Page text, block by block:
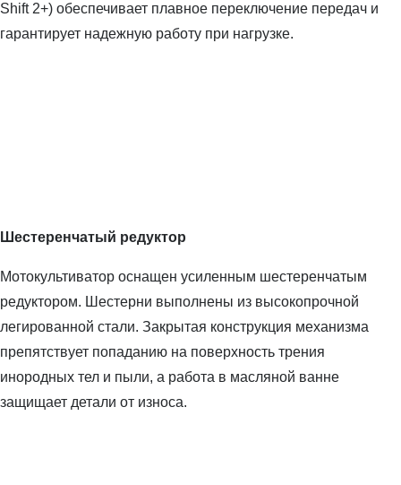
Shift 2+) обеспечивает плавное переключение передач и
гарантирует надежную работу при нагрузке.
Шестеренчатый редуктор
Мотокультиватор оснащен усиленным шестеренчатым
редуктором. Шестерни выполнены из высокопрочной
легированной стали. Закрытая конструкция механизма
препятствует попаданию на поверхность трения
инородных тел и пыли, а работа в масляной ванне
защищает детали от износа.